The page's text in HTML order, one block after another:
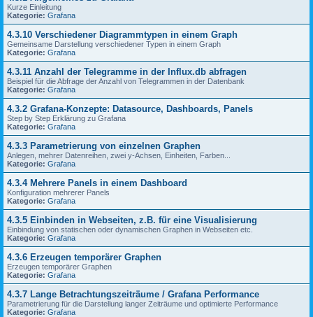
Kurze Einleitung
Kategorie: Grafana
4.3.10 Verschiedener Diagrammtypen in einem Graph
Gemeinsame Darstellung verschiedener Typen in einem Graph
Kategorie: Grafana
4.3.11 Anzahl der Telegramme in der Influx.db abfragen
Beispiel für die Abfrage der Anzahl von Telegrammen in der Datenbank
Kategorie: Grafana
4.3.2 Grafana-Konzepte: Datasource, Dashboards, Panels
Step by Step Erklärung zu Grafana
Kategorie: Grafana
4.3.3 Parametrierung von einzelnen Graphen
Anlegen, mehrer Datenreihen, zwei y-Achsen, Einheiten, Farben...
Kategorie: Grafana
4.3.4 Mehrere Panels in einem Dashboard
Konfiguration mehrerer Panels
Kategorie: Grafana
4.3.5 Einbinden in Webseiten, z.B. für eine Visualisierung
Einbindung von statischen oder dynamischen Graphen in Webseiten etc.
Kategorie: Grafana
4.3.6 Erzeugen temporärer Graphen
Erzeugen temporärer Graphen
Kategorie: Grafana
4.3.7 Lange Betrachtungszeiträume / Grafana Performance
Parametrierung für die Darstellung langer Zeiträume und optimierte Performance
Kategorie: Grafana